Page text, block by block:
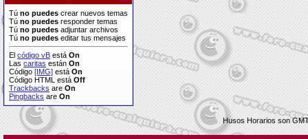
Tú no puedes crear nuevos temas
Tú no puedes responder temas
Tú no puedes adjuntar archivos
Tú no puedes editar tus mensajes
El código vB está On
Las caritas están On
Código [IMG] está On
Código HTML está Off
Trackbacks are On
Pingbacks are On
Husos Horarios son